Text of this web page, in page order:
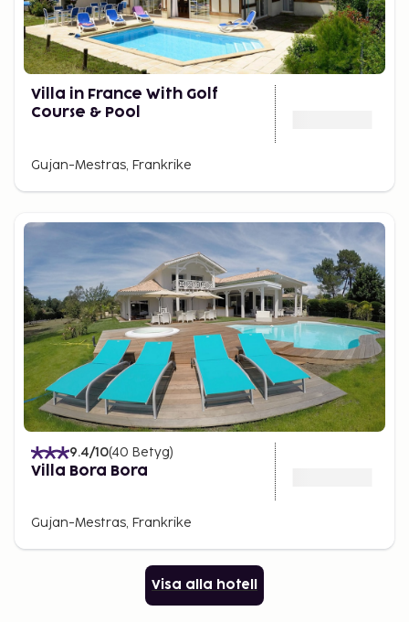
Villa in France With Golf
Course & Pool
Gujan-Mestras, Frankrike
9.4/10(40 Betyg)
Villa Bora Bora
Gujan-Mestras, Frankrike
Visa alla hotell